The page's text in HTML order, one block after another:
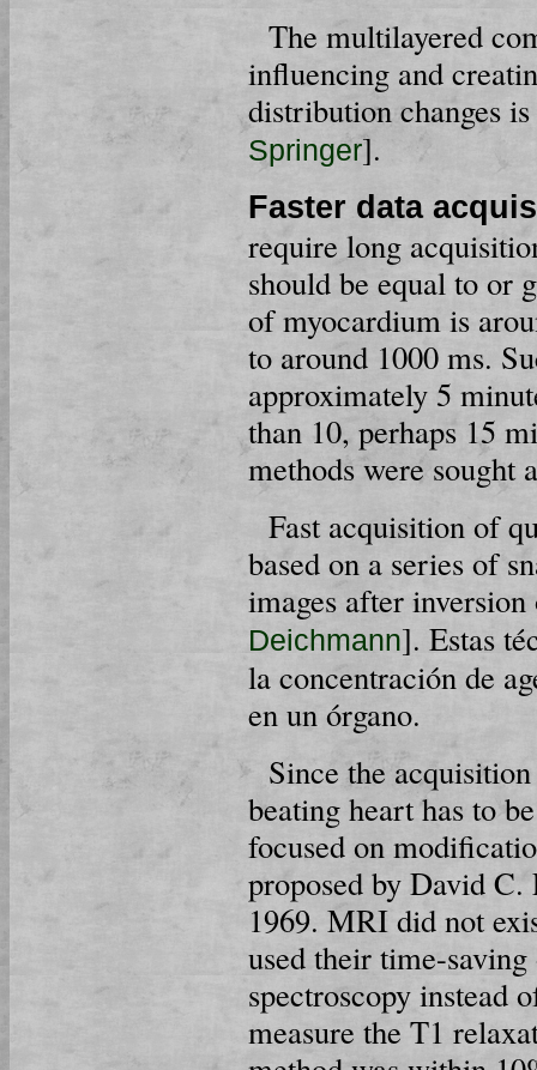
The multilayered
influencing and
distribution changes
Springer].
Faster data
require long
should be equal to or
of myocardium is
to around 1000 ms.
approximately 5
than 10, perhaps 15
methods were sought
Fast acquisition of
based on a series of
images after
Deichmann]. Estas
la concentración de
en un órgano.
Since the
beating heart has to
focused on
proposed by David
1969. MRI did not
used their time-
spectroscopy instead
measure the T1